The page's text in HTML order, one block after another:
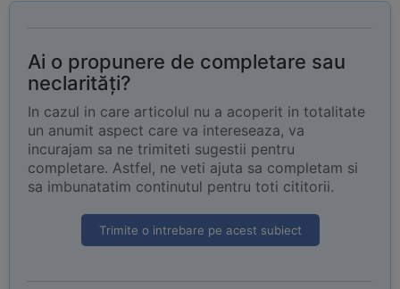
Ai o propunere de completare sau
neclarități?
In cazul in care articolul nu a acoperit in totalitate
un anumit aspect care va intereseaza, va
incurajam sa ne trimiteti sugestii pentru
completare. Astfel, ne veti ajuta sa completam si
sa imbunatatim continutul pentru toti cititorii.
Trimite o intrebare pe acest subiect